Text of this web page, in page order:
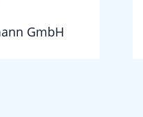
GmbH